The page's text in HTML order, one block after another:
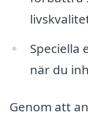
Speciella
när du
Genom att